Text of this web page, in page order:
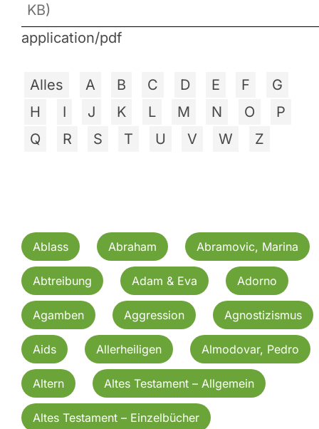
KB)
application/pdf
Alles A B C D E F
G
H
I J K L M N O
P
Q
R S T U V W Z
Ablass Abraham Abramovic, Marina
Abtreibung Adam & Eva Adorno
Agamben Aggression Agnostizismus
Aids Allerheiligen Almodovar, Pedro
Altern Altes Testament – Allgemein
Altes Testament – Einzelbücher